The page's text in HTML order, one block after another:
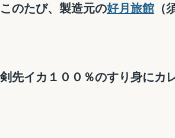
このたび、製造元の好月旅館 （
剣先イカ１００％のすり身にカ